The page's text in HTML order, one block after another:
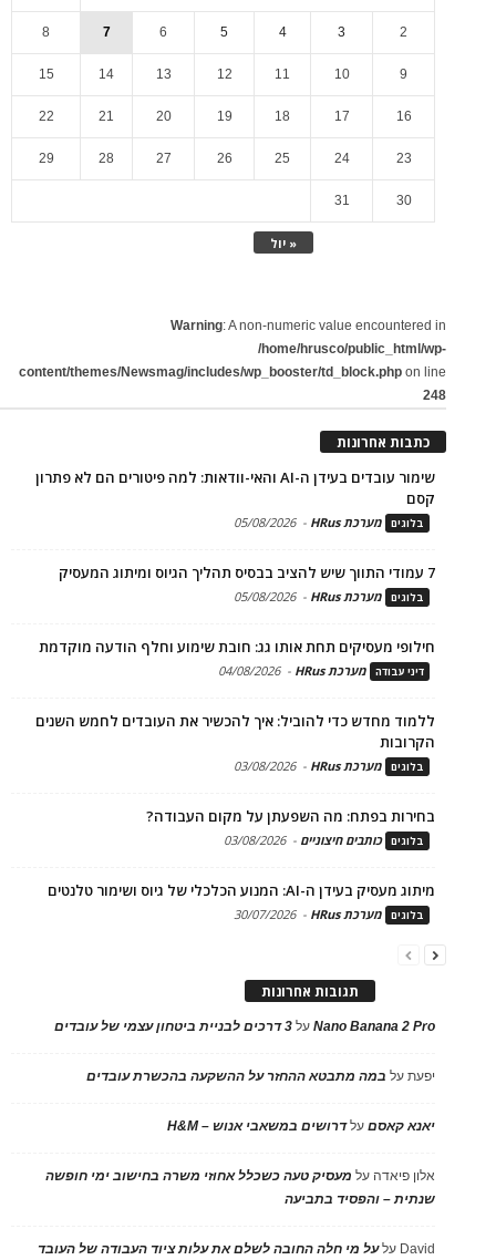
« יול
2
3
4
5
6
7
8
9
10
11
12
13
14
15
16
17
18
19
20
21
22
23
24
25
26
27
28
29
30
31
Warning: A non-numeric value encountered in
/home/hrusco/public_html/wp-
content/themes/Newsmag/includes/wp_booster/td_block.php on line
248
כתבות אחרונות
שימור עובדים בעידן ה-AI והאי-וודאות: למה פיטורים הם לא פתרון
קסם
בלוגים מערכת HRus -
05/08/2026
7 עמודי התווך שיש להציב בבסיס תהליך הגיוס ומיתוג המעסיק
בלוגים מערכת HRus -
05/08/2026
חילופי מעסיקים תחת אותו גג: חובת שימוע וחלף הודעה מוקדמת
דיני עבודה מערכת HRus -
04/08/2026
ללמוד מחדש כדי להוביל: איך להכשיר את העובדים לחמש השנים
הקרובות
בלוגים מערכת HRus -
03/08/2026
בחירות בפתח: מה השפעתן על מקום העבודה?
בלוגים כותבים חיצוניים -
03/08/2026
מיתוג מעסיק בעידן ה-AI: המנוע הכלכלי של גיוס ושימור טלנטים
בלוגים מערכת HRus -
30/07/2026
תגובות אחרונות
Nano Banana 2 Proעל 3 דרכים לבניית ביטחון עצמי של עובדים
יפעתעל במה מתבטא ההחזר על ההשקעה בהכשרת עובדים
יאנא קאסםעלדרושים במשאבי אנוש – H&M
אלון פיאדה על מעסיק טעה כשכלל אחוזי משרה בחישוב ימי חופשה
שנתית – והפסיד בתביעה
David עלעל מי חלה החובה לשלם את עלות ציוד העבודה של העובד